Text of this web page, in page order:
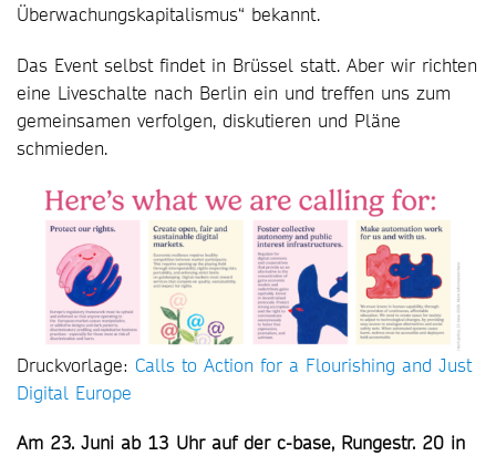
Überwachungskapitalismus“ bekannt.
Das Event selbst findet in Brüssel statt. Aber wir richten
eine Liveschalte nach Berlin ein und treffen uns zum
gemeinsamen verfolgen, diskutieren und Pläne
schmieden.
Druckvorlage: Calls to Action for a Flourishing and Just
Digital Europe
Am 23. Juni ab 13 Uhr auf der c-base, Rungestr. 20 in